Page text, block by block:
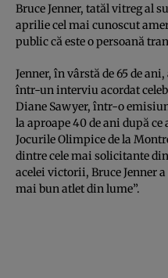
Bruce Jenner, tatăl vitreg al
aprilie cel mai cunoscut
public că este o persoană
Jenner, în vârstă de 65 de
într-un interviu acordat
Diane Sawyer, într-o
la aproape 40 de ani după
Jocurile Olimpice de la
dintre cele mai solicitante
acelei victorii, Bruce Jenner
mai bun atlet din lume”.